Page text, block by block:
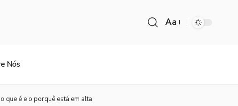
Aa
Nós
que é e o porquê está em alta